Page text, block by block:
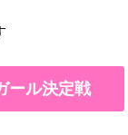
ール決定戦